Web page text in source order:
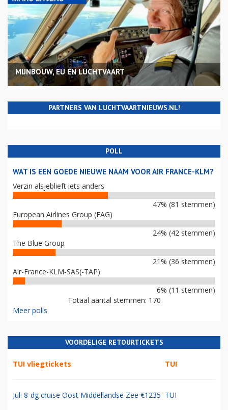
MIJNBOUW, EU EN LUCHTVAART
PARTNERS VAN LUCHTVAARTNIEUWS.NL!
POLL
WAT IS EEN GOEDE NIEUWE NAAM VOOR AIR FRANCE-KLM?
Verzin alsjeblieft iets anders
47% (81 stemmen)
European Airlines Group (EAG)
24% (42 stemmen)
The Blue Group
21% (36 stemmen)
Air-France-KLM-SAS(-TAP)
6% (11 stemmen)
Totaal aantal stemmen: 170
Meer polls
VOORDELIGE RETOURTICKETS
TUI vliegtickets TUI
Jul: 8-dg cruise Oost Middellandse Zee €1235 TUI